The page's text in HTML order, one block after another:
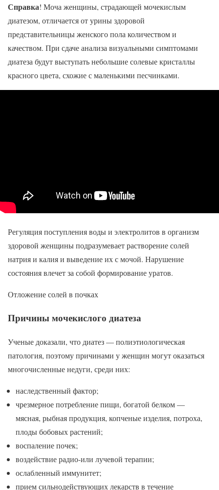
Справка! Моча женщины, страдающей мочекислым
диатезом, отличается от урины здоровой
представительницы женского пола количеством и
качеством. При сдаче анализа визуальными симптомами
диатеза будут выступать небольшие солевые кристаллы
красного цвета, схожие с маленькими песчинками.
Регуляция поступления воды и электролитов в организм
здоровой женщины подразумевает растворение солей
натрия и калия и выведение их с мочой. Нарушение
состояния влечет за собой формирование уратов.
Отложение солей в почках
Причины мочекислого диатеза
Ученые доказали, что диатез — полиэтиологическая
патология, поэтому причинами у женщин могут оказаться
многочисленные недуги, среди них:
наследственный фактор;
чрезмерное потребление пищи, богатой белком —
мясная, рыбная продукция, копченые изделия, потроха,
плоды бобовых растений;
воспаление почек;
воздействие радио-или лучевой терапии;
ослабленный иммунитет;
прием сильнодействующих лекарств в течение